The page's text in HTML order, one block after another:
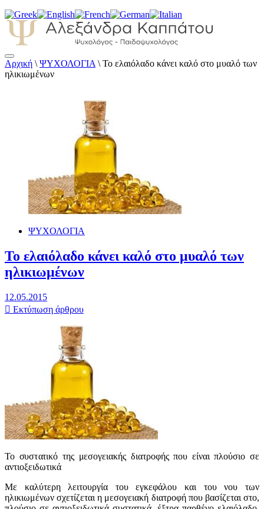
Αλεξάνδρα Καππάτου Ψυχολόγος –
Παιδοψυχολόγος
Αρχική \ ΨΥΧΟΛΟΓΙΑ \ Το ελαιόλαδο κάνει καλό στο μυαλό των
ηλικιωμένων
ΨΥΧΟΛΟΓΙΑ
Το ελαιόλαδο κάνει καλό στο μυαλό των
ηλικιωμένων
12.05.2015
Εκτύπωση άρθρου
Το συστατικό της μεσογειακής διατροφής που είναι πλούσιο σε
αντιοξειδωτικά
Με καλύτερη λειτουργία του εγκεφάλου και του νου των
ηλικιωμένων σχετίζεται η μεσογειακή διατροφή που βασίζεται στο,